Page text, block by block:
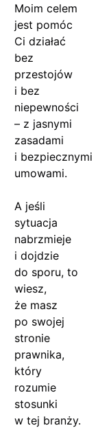
Moim celem
jest pomóc
Ci działać
bez
przestojów
i bez
niepewności
– z jasnymi
zasadami
i bezpiecznymi
umowami.
A jeśli
sytuacja
nabrzmieje
i dojdzie
do sporu, to
wiesz,
że masz
po swojej
stronie
prawnika,
który
rozumie
stosunki
w tej branży.